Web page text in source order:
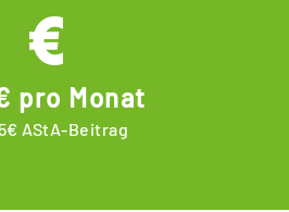
pro Monat
AStA-Beitrag